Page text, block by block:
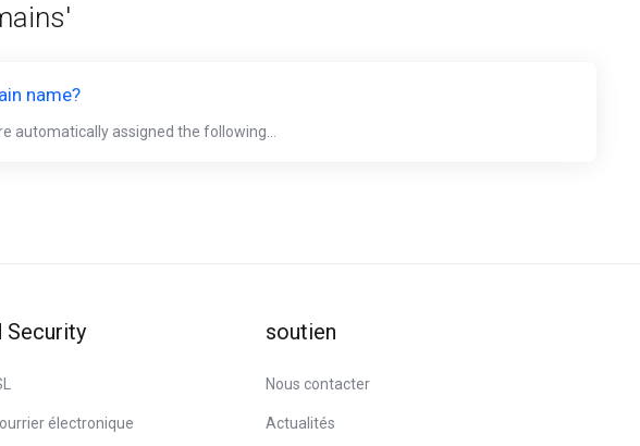
name?
automatically assigned the following...
Security
électronique
soutien
Nous contacter
Actualités